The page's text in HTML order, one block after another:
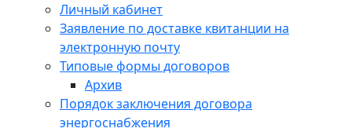
Личный кабинет
Заявление по доставке квитанции на
электронную почту
Типовые формы договоров
Архив
Порядок заключения договора
энергоснабжения